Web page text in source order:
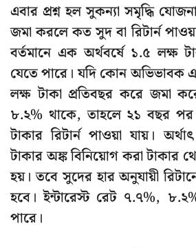
এবার প্রশ্ন হল সুকন্যা সমৃদ্ধি
জমা করলে কত সুদ বা রিটার্ন
বর্তমানে এক অর্থবর্ষে ১.৫ লক্ষ
যেতে পারে। যদি কোন অভিভাবক
লক্ষ টাকা প্রতিবছর করে জমা
৮.২% থাকে, তাহলে ২১ বছর
টাকার রিটার্ন পাওয়া যায়।
টাকার অঙ্ক বিনিয়োগ করা টাকার
হয়। তবে সুদের হার অনুযায়ী
হবে। ইন্টারেস্ট রেট ৭.৭%,
পারে।